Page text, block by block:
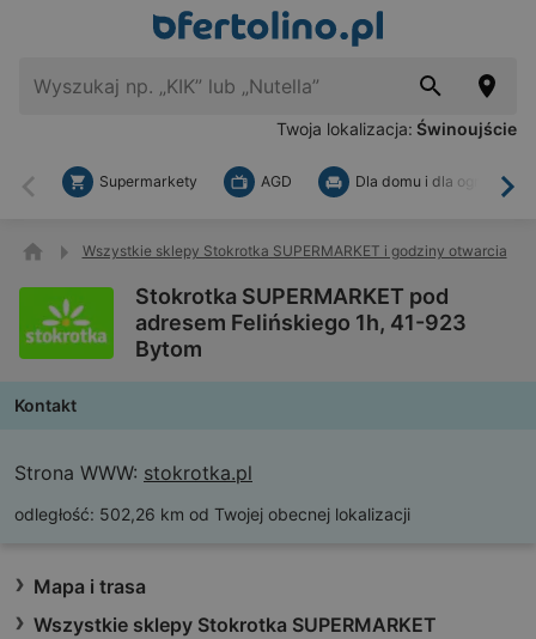
Twoja lokalizacja: Świnoujście
Wstecz
Supermarkety AGD Dla domu i dla ogrodu
Wszystkie sklepy Stokrotka SUPERMARKET i godziny otwarcia
Stokrotka SUPERMARKET pod
adresem Felińskiego 1h, 41-923
Bytom
Kontakt
Strona WWW: stokrotka.pl
odległość: 502,26 km od Twojej obecnej lokalizacji
Mapa i trasa
Wszystkie sklepy Stokrotka SUPERMARKET